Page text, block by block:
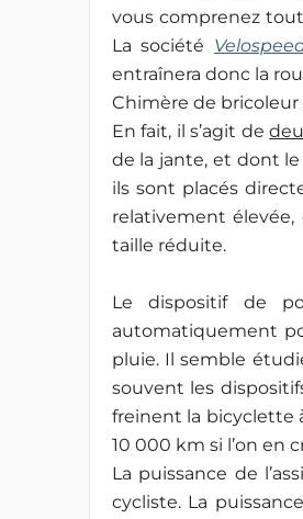
vous comprenez
La société
entraînera donc la
Chimère de bricoleur
En fait, il s’agit de
de la jante, et dont
ils sont placés
relativement
taille réduite.
Le dispositif de
automatiquement
pluie. Il semble
souvent les
freinent la bicyclette
10 000 km si l’on en
La puissance de
cycliste. La